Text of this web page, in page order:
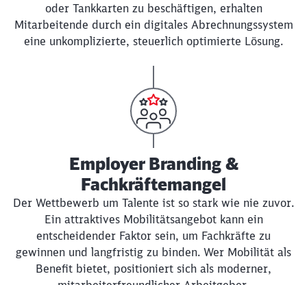
oder Tankkarten zu beschäftigen, erhalten
Mitarbeitende durch ein digitales Abrechnungssystem
eine unkomplizierte, steuerlich optimierte Lösung.
Employer Branding &
Fachkräftemangel
Der Wettbewerb um Talente ist so stark wie nie zuvor.
Ein attraktives Mobilitätsangebot kann ein
entscheidender Faktor sein, um Fachkräfte zu
gewinnen und langfristig zu binden. Wer Mobilität als
Benefit bietet, positioniert sich als moderner,